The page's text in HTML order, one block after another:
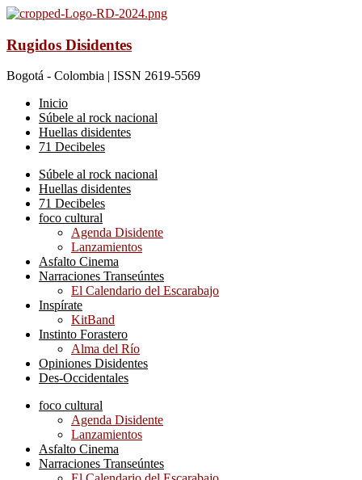
Rugidos Disidentes
Bogotá - Colombia | ISSN 2619-5569
Inicio
Súbele al rock nacional
Huellas disidentes
71 Decibeles
Súbele al rock nacional
Huellas disidentes
71 Decibeles
foco cultural
Agenda Disidente
Lanzamientos
Asfalto Cinema
Narraciones Transeúntes
El Calendario del Escarabajo
Inspírate
KitBand
Instinto Forastero
Alma del Río
Opiniones Disidentes
Des-Occidentales
foco cultural
Agenda Disidente
Lanzamientos
Asfalto Cinema
Narraciones Transeúntes